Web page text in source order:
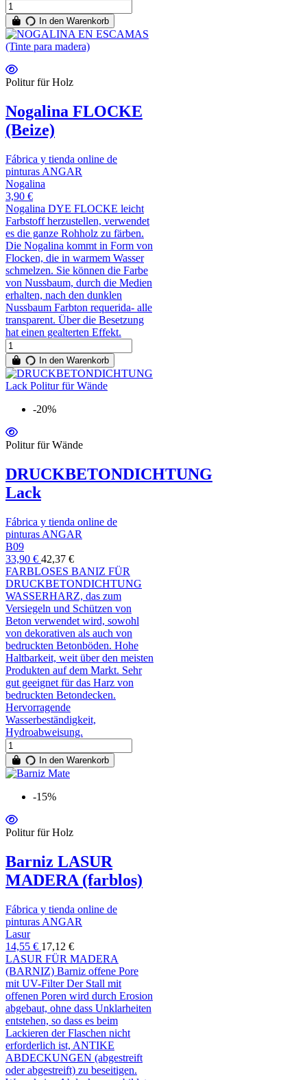
In den Warenkorb
Politur für Holz
Nogalina FLOCKE
(Beize)
Fábrica y tienda online de
pinturas ANGAR
Nogalina
3,90 €
Nogalina DYE FLOCKE leicht
Farbstoff herzustellen, verwendet
es die ganze Rohholz zu färben.
Die Nogalina kommt in Form von
Flocken, die in warmem Wasser
schmelzen. Sie können die Farbe
von Nussbaum, durch die Medien
erhalten, nach den dunklen
Nussbaum Farbton requerida- alle
transparent. Über die Besetzung
hat einen gealterten Effekt.
In den Warenkorb
-20%
Politur für Wände
DRUCKBETONDICHTUNG
Lack
Fábrica y tienda online de
pinturas ANGAR
B09
33,90 € 42,37 €
FARBLOSES BANIZ FÜR
DRUCKBETONDICHTUNG
WASSERHARZ, das zum
Versiegeln und Schützen von
Beton verwendet wird, sowohl
von dekorativen als auch von
bedruckten Betonböden. Hohe
Haltbarkeit, weit über den meisten
Produkten auf dem Markt. Sehr
gut geeignet für das Harz von
bedruckten Betondecken.
Hervorragende
Wasserbeständigkeit,
Hydroabweisung.
In den Warenkorb
-15%
Politur für Holz
Barniz LASUR
MADERA (farblos)
Fábrica y tienda online de
pinturas ANGAR
Lasur
14,55 € 17,12 €
LASUR FÜR MADERA
(BARNIZ) Barniz offene Pore
mit UV-Filter Der Stall mit
offenen Poren wird durch Erosion
abgebaut, ohne dass Unklarheiten
entstehen, so dass es beim
Lackieren der Flaschen nicht
erforderlich ist, ANTIKE
ABDECKUNGEN (abgestreift
oder abgestreift) zu beseitigen.